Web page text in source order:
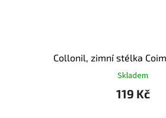
Collonil, zimní stélka
Skladem
119 Kč